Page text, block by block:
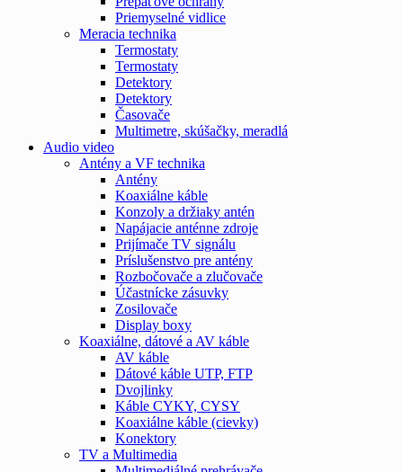
Priemyselné vidlice
Meracia technika
Termostaty
Termostaty
Detektory
Detektory
Časovače
Multimetre, skúšačky, meradlá
Audio video
Antény a VF technika
Antény
Koaxiálne káble
Konzoly a držiaky antén
Napájacie anténne zdroje
Prijímače TV signálu
Príslušenstvo pre antény
Rozbočovače a zlučovače
Účastnícke zásuvky
Zosilovače
Display boxy
Koaxiálne, dátové a AV káble
AV káble
Dátové káble UTP, FTP
Dvojlinky
Káble CYKY, CYSY
Koaxiálne káble (cievky)
Konektory
TV a Multimedia